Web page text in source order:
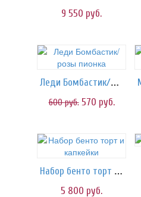
9 550 руб.
Леди Бомбастик/розы пионка
600руб. 570 руб.
Набор бенто торт и капкейки
5 800 руб.